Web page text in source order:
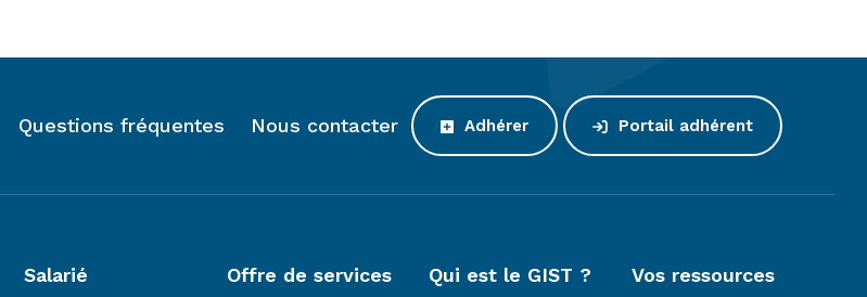
Questions fréquentes Nous contacter Adhérer Portail adhérent
Salarié Offre de services Qui est le GIST ? Vos ressources